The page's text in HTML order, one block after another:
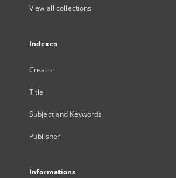
View all collections
Indexes
Creator
Title
Subject and Keywords
Publisher
Informations